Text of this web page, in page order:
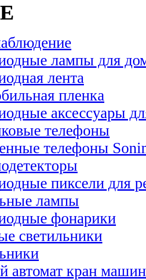
лампы для
лента
пленка
аксессуары
телефоны
телефоны
пиксели для
лампы
фонарики
светильники
автомат кран